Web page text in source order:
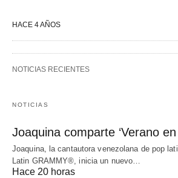
HACE 4 AÑOS
NOTICIAS RECIENTES
NOTICIAS
Joaquina comparte ‘Verano en
Joaquina, la cantautora venezolana de pop
Latin GRAMMY®, inicia un nuevo…
Hace 20 horas